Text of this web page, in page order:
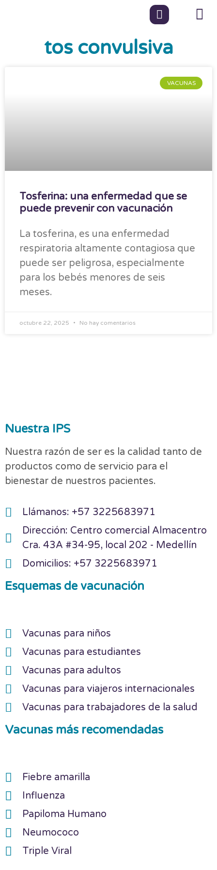
tos convulsiva
VACUNAS
Tosferina: una enfermedad que se
puede prevenir con vacunación
La tosferina, es una enfermedad
respiratoria altamente contagiosa que
puede ser peligrosa, especialmente
para los bebés menores de seis
meses.
octubre 22, 2025 No hay comentarios
Nuestra IPS
Nuestra razón de ser es la calidad tanto de
productos como de servicio para el
bienestar de nuestros pacientes.
Llámanos: +57 3225683971
Dirección: Centro comercial Almacentro
Cra. 43A #34-95, local 202 - Medellín
Domicilios: +57 3225683971
Esquemas de vacunación
Vacunas para niños
Vacunas para estudiantes
Vacunas para adultos
Vacunas para viajeros internacionales
Vacunas para trabajadores de la salud
Vacunas más recomendadas
Fiebre amarilla
Influenza
Papiloma Humano
Neumococo
Triple Viral